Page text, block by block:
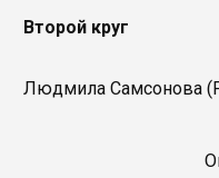
Второй круг
Людмила Самсонова